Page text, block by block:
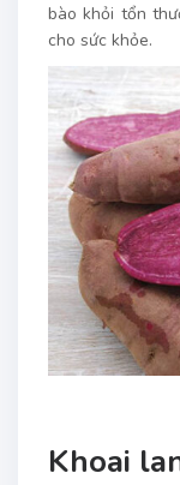
bào khỏi tổn
cho sức khỏe.
Khoai